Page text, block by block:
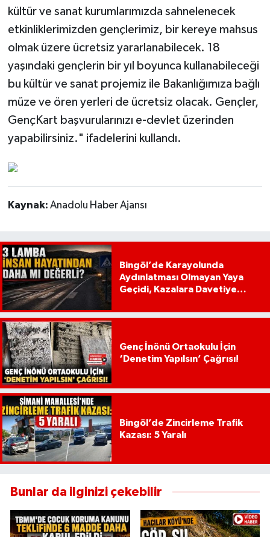
kültür ve sanat kurumlarımızda sahnelenecek
etkinliklerimizden gençlerimiz, bir kereye mahsus
olmak üzere ücretsiz yararlanabilecek. 18
yaşındaki gençlerin bir yıl boyunca kullanabileceği
bu kültür ve sanat projemiz ile Bakanlığımıza bağlı
müze ve ören yerleri de ücretsiz olacak. Gençler,
GençKart başvurularınızı e-devlet üzerinden
yapabilirsiniz." ifadelerini kullandı.
Kaynak: Anadolu Haber Ajansı
Bingöl’de Karayolunda
Aydınlatması Olmayan Yaya
Geçidi, Kazalara Davetiye
Genç İnönü Ortaokulu İçin
‘Denetim Yapılsın’ Çağrısı!
Bingöl’de Zincirleme Trafik
Kazası: 5 Yaralı
Bunlar da ilginizi çekebilir